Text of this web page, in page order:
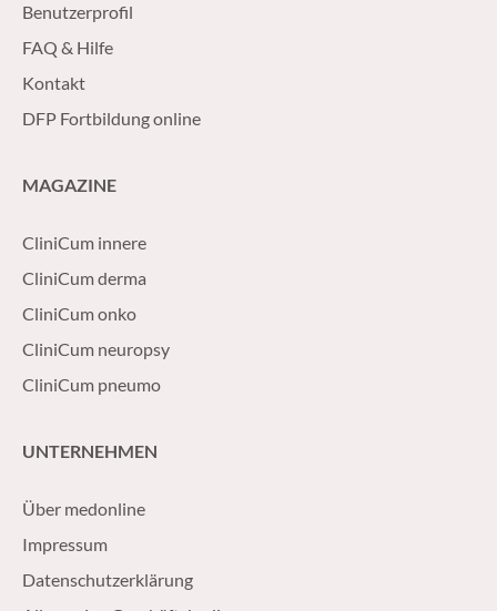
Benutzerprofil
FAQ & Hilfe
Kontakt
DFP Fortbildung online
MAGAZINE
CliniCum innere
CliniCum derma
CliniCum onko
CliniCum neuropsy
CliniCum pneumo
UNTERNEHMEN
Über medonline
Impressum
Datenschutzerklärung